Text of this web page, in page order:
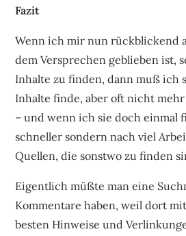
Fazit
Wenn ich mir nun rückblickend
dem Versprechen geblieben ist,
Inhalte zu finden, dann muß ich
Inhalte finde, aber oft nicht
– und wenn ich sie doch einmal
schneller sondern nach viel
Quellen, die sonstwo zu finden
Eigentlich müßte man eine
Kommentare haben, weil dort
besten Hinweise und